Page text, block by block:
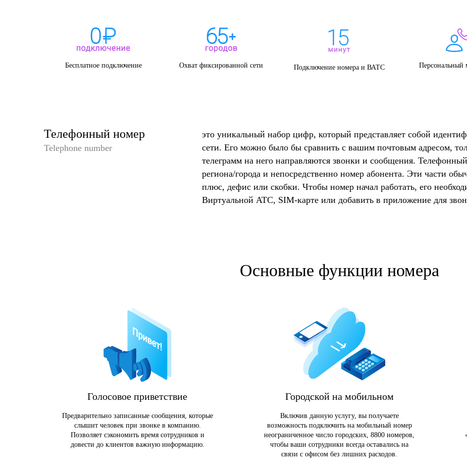
Бесплатное подключение Охват фиксированной сети Подключение номера и ВАТС Персональный
Телефонный номер
Telephone number
это уникальный набор цифр, который представляет собой
сети. Его можно было бы сравнить с вашим почтовым адресом,
телеграмм на него направляются звонки и сообщения.
региона/города и непосредственно номер абонента. Эти части
плюс, дефис или скобки. Чтобы номер начал работать, его
Виртуальной АТС, SIM-карте или добавить в приложение для
Основные функции номера
Голосовое приветствие
Предварительно записанные сообщения, которые
слышит человек при звонке в компанию.
Позволяет сэкономить время сотрудников и
довести до клиентов важную информацию.
Городской на мобильном
Включив данную услугу, вы получаете
возможность подключить на мобильный номер
неограниченное число городских, 8800 номеров,
чтобы ваши сотрудники всегда оставались на
связи с офисом без лишних расходов.